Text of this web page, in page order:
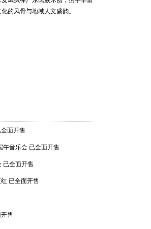
的风骨与地域人文盛韵。
面开售
午音乐会 已全面开售
已全面开售
已全面开售
售